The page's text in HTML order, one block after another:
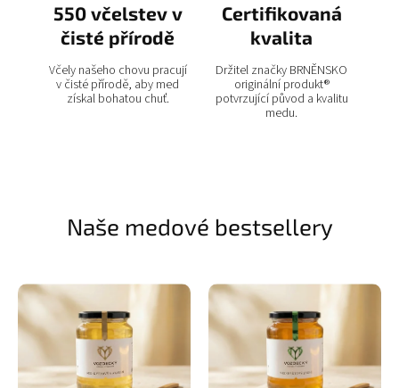
550 včelstev v
čisté přírodě
Včely našeho chovu pracují
v čisté přírodě, aby med
získal bohatou chuť.
Certifikovaná
kvalita
Držitel značky BRNĚNSKO
originální produkt®
potvrzující původ a kvalitu
medu.
Naše medové bestsellery